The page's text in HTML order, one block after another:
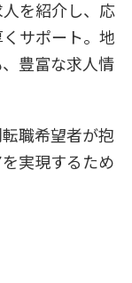
を紹介し、応
サポート。地
豊富な求人情
職希望者が抱
実現するため